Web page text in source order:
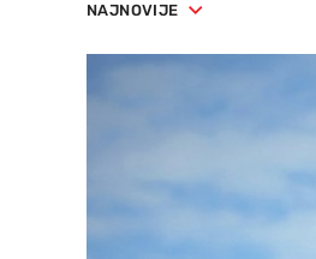
NAJNOVIJE